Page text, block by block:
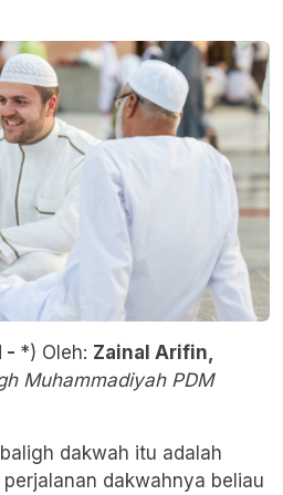
- *) Oleh: Zainal Arifin,
Muhammadiyah PDM
dakwah itu adalah
perjalanan dakwahnya beliau